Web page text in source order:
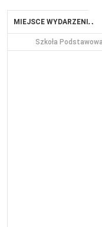
MIEJSCE WYDARZENIA
Szkoła